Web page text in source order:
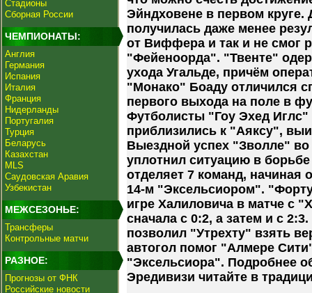
Стадионы
Сборная России
ЧЕМПИОНАТЫ:
Англия
Германия
Испания
Италия
Франция
Нидерланды
Португалия
Турция
Беларусь
Казахстан
MLS
Саудовская Аравия
Узбекистан
МЕЖСЕЗОНЬЕ:
Трансферы
Контрольные матчи
РАЗНОЕ:
Прогнозы от ФНК
Российские новости
Эйндховене в первом круге.
получилась даже менее
от Виффера и так и не смог
"Фейеноорда". "Твенте"
ухода Угальде, причём
"Монако" Боаду отличился
первого выхода на поле в
Футболисты "Гоу Эхед
приблизились к "Аяксу",
Выездной успех "Зволле"
уплотнил ситуацию в борьбе
отделяет 7 команд, начиная
14-м "Эксельсиором".
игре Халиловича в матче с
сначала с 0:2, а затем и с
позволил "Утрехту" взять
автогол помог "Алмере
"Эксельсиора". Подробнее
Эредивизи читайте в